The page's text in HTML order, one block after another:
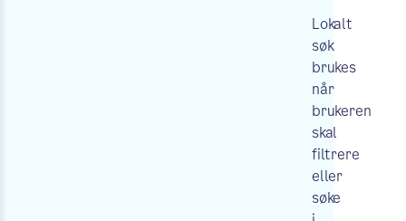
Lokalt
søk
brukes
når
brukeren
skal
filtrere
eller
søke